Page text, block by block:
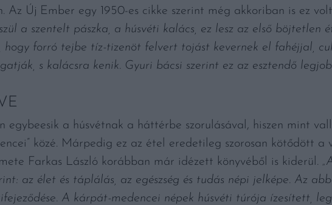
Az Új Ember egy 1950-es cikke szerint még akkoriban is ez
a szentelt pászka, a húsvéti kalács, ez lesz az első böjtetlen
hogy forró tejbe tíz-tizenöt felvert tojást kevernek el fahéjjal,
s kalácsra kenik. Gyuri bácsi szerint ez az esztendő
egybeesik a húsvétnak a háttérbe szorulásával, hiszen mint
közé. Márpedig ez az étel eredetileg szorosan kötődött a
Farkas László korábban már idézett könyvéből is kiderül.
az élet és táplálás, az egészség és tudás népi jelképe. Az
A kárpát-medencei népek húsvéti túrója ízesített,